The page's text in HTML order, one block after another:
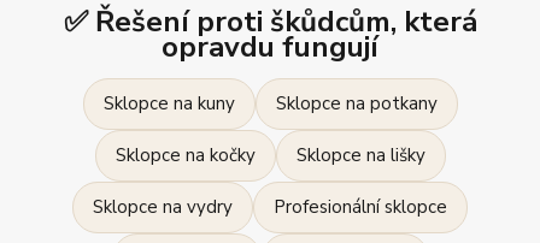
✅ Řešení proti škůdcům, která
opravdu fungují
Sklopce na kuny Sklopce na potkany
Sklopce na kočky Sklopce na lišky
Sklopce na vydry Profesionální sklopce